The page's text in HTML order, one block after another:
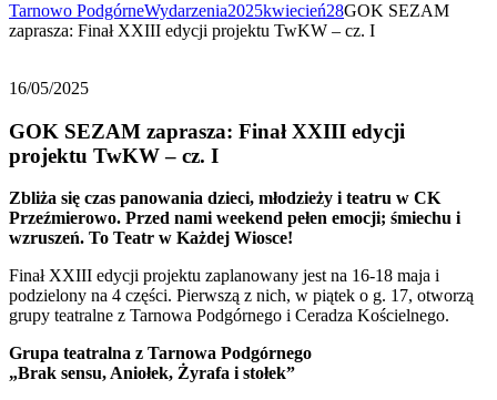
Tarnowo PodgórneWydarzenia2025kwiecień28GOK SEZAM
zaprasza: Finał XXIII edycji projektu TwKW – cz. I
16/05/2025
GOK SEZAM zaprasza: Finał XXIII edycji
projektu TwKW – cz. I
Zbliża się czas panowania dzieci, młodzieży i teatru w CK
Przeźmierowo. Przed nami weekend pełen emocji; śmiechu i
wzruszeń. To Teatr w Każdej Wiosce!
Finał XXIII edycji projektu zaplanowany jest na 16-18 maja i
podzielony na 4 części. Pierwszą z nich, w piątek o g. 17, otworzą
grupy teatralne z Tarnowa Podgórnego i Ceradza Kościelnego.
Grupa teatralna z Tarnowa Podgórnego
„Brak sensu, Aniołek, Żyrafa i stołek”